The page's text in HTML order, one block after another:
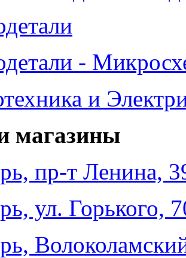
-
и
магазины
пр-т Ленина,
ул. Горького,